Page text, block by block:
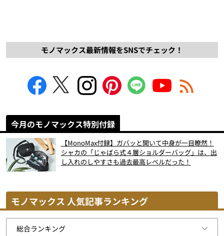
モノマックス最新情報をSNSでチェック！
今月のモノマックス特別付録
【MonoMax付録】ガバッと開いて中身が一目瞭然！
シャカの「じゃばら式４層ショルダーバッグ」は、出
し入れのしやすさも過去最高レベルだった！
モノマックス 人気記事ランキング